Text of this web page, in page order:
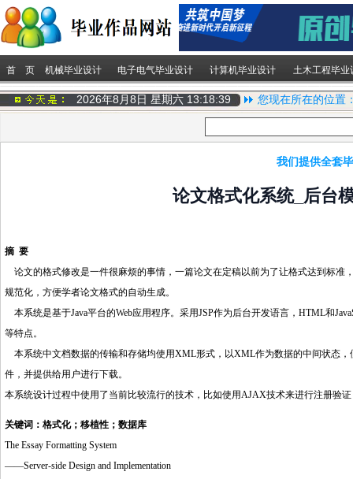
首 页 机械毕业设计 电子电气毕业设计 计算机毕业设计 土木工程毕业
2026年8月8日 星期六 13:18:39 您现在所在的位置
我们提供全套
论文格式化系统_后台
摘 要
论文的格式修改是一件很麻烦的事情，一篇论文在定稿以前为了让格式达到标准
规范化，方便学者论文格式的自动生成。
本系统是基于Java平台的Web应用程序。采用JSP作为后台开发语言，HTML和
等特点。
本系统中文档数据的传输和存储均使用XML形式，以XML作为数据的中间状态
件，并提供给用户进行下载。
本系统设计过程中使用了当前比较流行的技术，比如使用AJAX技术来进行注册验
关键词：格式化；移植性；数据库
The Essay Formatting System
——Server-side Design and Implementation